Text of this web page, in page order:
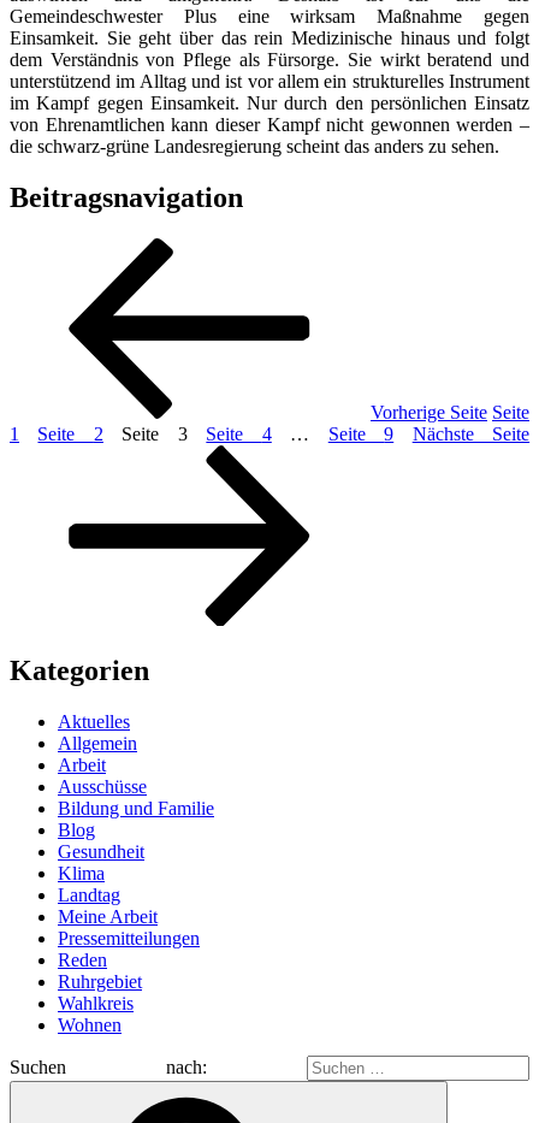
Gemeindeschwester Plus eine wirksam Maßnahme gegen
Einsamkeit. Sie geht über das rein Medizinische hinaus und folgt
dem Verständnis von Pflege als Fürsorge. Sie wirkt beratend und
unterstützend im Alltag und ist vor allem ein strukturelles Instrument
im Kampf gegen Einsamkeit. Nur durch den persönlichen Einsatz
von Ehrenamtlichen kann dieser Kampf nicht gewonnen werden –
die schwarz-grüne Landesregierung scheint das anders zu sehen.
Beitragsnavigation
Vorherige Seite Seite
1
Seite 2 Seite 3 Seite 4 … Seite9 Nächste Seite
Kategorien
Aktuelles
Allgemein
Arbeit
Ausschüsse
Bildung und Familie
Blog
Gesundheit
Klima
Landtag
Meine Arbeit
Pressemitteilungen
Reden
Ruhrgebiet
Wahlkreis
Wohnen
Suchen nach: